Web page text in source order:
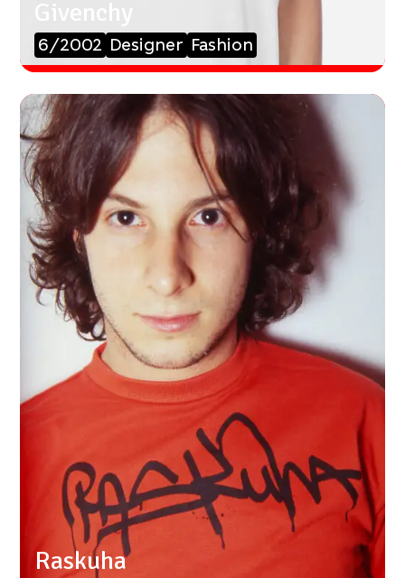
Givenchy
6/2002 Designer Fashion
Raskuha